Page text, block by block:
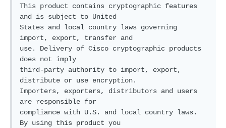
This product contains cryptographic features
and is subject to United
States and local country laws governing
import, export, transfer and
use. Delivery of Cisco cryptographic products
does not imply
third-party authority to import, export,
distribute or use encryption.
Importers, exporters, distributors and users
are responsible for
compliance with U.S. and local country laws.
By using this product you